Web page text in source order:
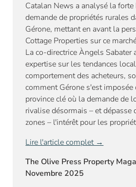
Catalan News a analysé la forte
demande de propriétés rurales
Gérone, mettant en avant la
Cottage Properties sur ce
La co-directrice Àngels Sabater
expertise sur les tendances
comportement des acheteurs,
comment Gérone s'est imposée
province clé où la demande de
rivalise désormais – et dépasse
zones – l'intérêt pour les
Lire l'article complet →
The Olive Press Property
Novembre 2025